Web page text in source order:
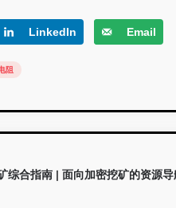
LinkedIn Email
阻
综合指南 | 面向加密挖矿的资源